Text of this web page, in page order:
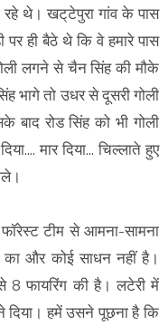
थे। खट्‌टेपुरा गांव के पास
पर ही बैठे थे कि वे हमारे पास
लगने से चैन सिंह की मौके
भागे तो उधर से दूसरी गोली
बाद रोड सिंह को भी गोली
मार दिया... चिल्लाते हुए
टीम से आमना-सामना
का और कोई साधन नहीं है।
फायरिंग की है। लटेरी में
दिया। हमें उसने पूछना है कि